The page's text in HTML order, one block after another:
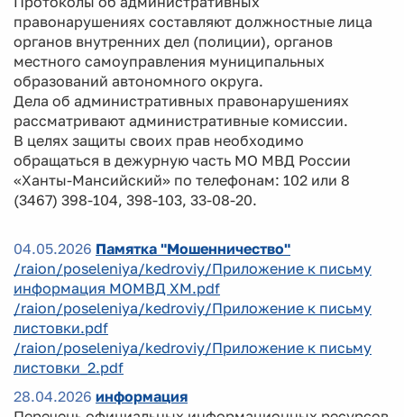
правонарушениях составляют должностные лица
органов внутренних дел (полиции), органов
местного самоуправления муниципальных
образований автономного округа.
Дела об административных правонарушениях
рассматривают административные комиссии.
В целях защиты своих прав необходимо
обращаться в дежурную часть МО МВД России
«Ханты-Мансийский» по телефонам: 102 или 8
(3467) 398-104, 398-103, 33-08-20.
04.05.2026 Памятка "Мошенничество"
/raion/poseleniya/kedroviy/Приложение к письму
информация МОМВД ХМ.pdf
/raion/poseleniya/kedroviy/Приложение к письму
листовки.pdf
/raion/poseleniya/kedroviy/Приложение к письму
листовки_2.pdf
28.04.2026 информация